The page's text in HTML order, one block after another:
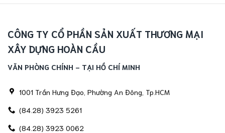
CÔNG TY CỔ PHẦN SẢN XUẤT THƯƠNG MẠI
XÂY DỰNG HOÀN CẦU
VĂN PHÒNG CHÍNH - TẠI HỒ CHÍ MINH
1001 Trần Hưng Đạo, Phường An Đông, Tp.HCM
(84.28) 3923 5261
(84.28) 3923 0062